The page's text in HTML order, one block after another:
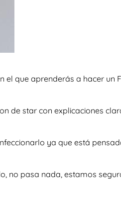
el que aprenderás a hacer
de star con explicaciones
ya que está
no pasa nada, estamos